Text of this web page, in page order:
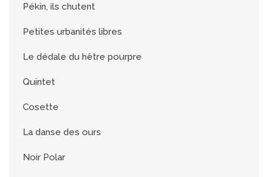
Pékin, ils chutent
Petites urbanités libres
Le dédale du hêtre pourpre
Quintet
Cosette
La danse des ours
Noir Polar